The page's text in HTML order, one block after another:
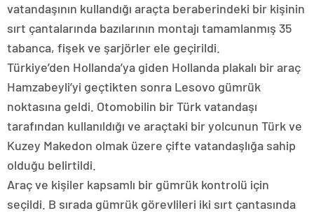
vatandaşının kullandığı araçta beraberindeki bir kişinin
sırt çantalarında bazılarının montajı tamamlanmış 35
tabanca, fişek ve şarjörler ele geçirildi.
Türkiye’den Hollanda’ya giden Hollanda plakalı bir araç
Hamzabeyli’yi geçtikten sonra Lesovo gümrük
noktasına geldi. Otomobilin bir Türk vatandaşı
tarafından kullanıldığı ve araçtaki bir yolcunun Türk ve
Kuzey Makedon olmak üzere çifte vatandaşlığa sahip
olduğu belirtildi.
Araç ve kişiler kapsamlı bir gümrük kontrolü için
seçildi. B sırada gümrük görevlileri iki sırt çantasında